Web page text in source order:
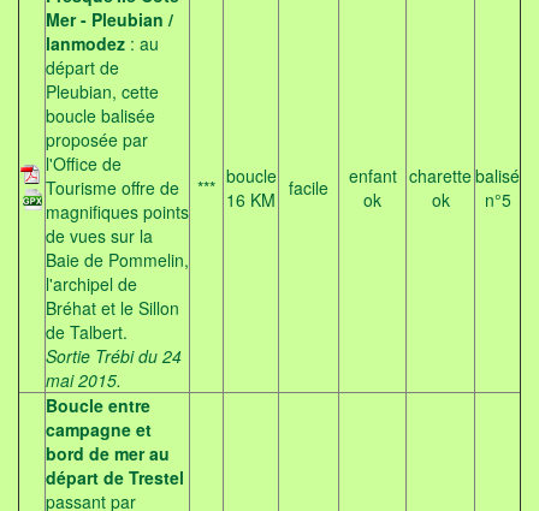
Mer - Pleubian /
lanmodez : au
départ de
Pleubian, cette
boucle balisée
proposée par
l'Office de
Tourisme offre de
magnifiques points
de vues sur la
Baie de Pommelin,
l'archipel de
Bréhat et le Sillon
de Talbert.
Sortie Trébi du 24
mai 2015.
*** boucle
16 KM facile
enfant
ok
charette
ok
balisé
n°5
Boucle entre
campagne et
bord de mer au
départ de Trestel
passant par